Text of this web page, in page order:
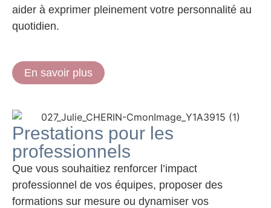
aider à exprimer pleinement votre personnalité au
quotidien.
En savoir plus
Prestations pour les
professionnels
Que vous souhaitiez renforcer l’impact
professionnel de vos équipes, proposer des
formations sur mesure ou dynamiser vos